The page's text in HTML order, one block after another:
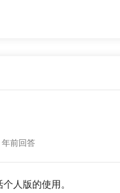
年前回答
人版的使用。